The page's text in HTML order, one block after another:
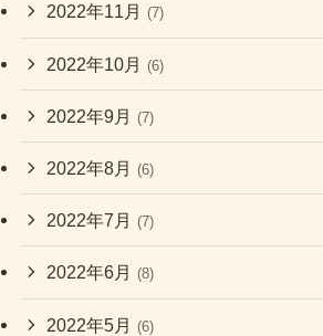
2022年11月 (7)
2022年10月 (6)
2022年9月 (7)
2022年8月 (6)
2022年7月 (7)
2022年6月 (8)
2022年5月 (6)